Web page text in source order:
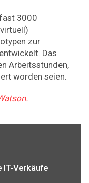
3000
zur
Das
Arbeitsstunden,
worden seien.
IT-Verkäufe